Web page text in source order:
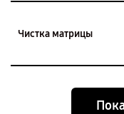
Чистка матрицы